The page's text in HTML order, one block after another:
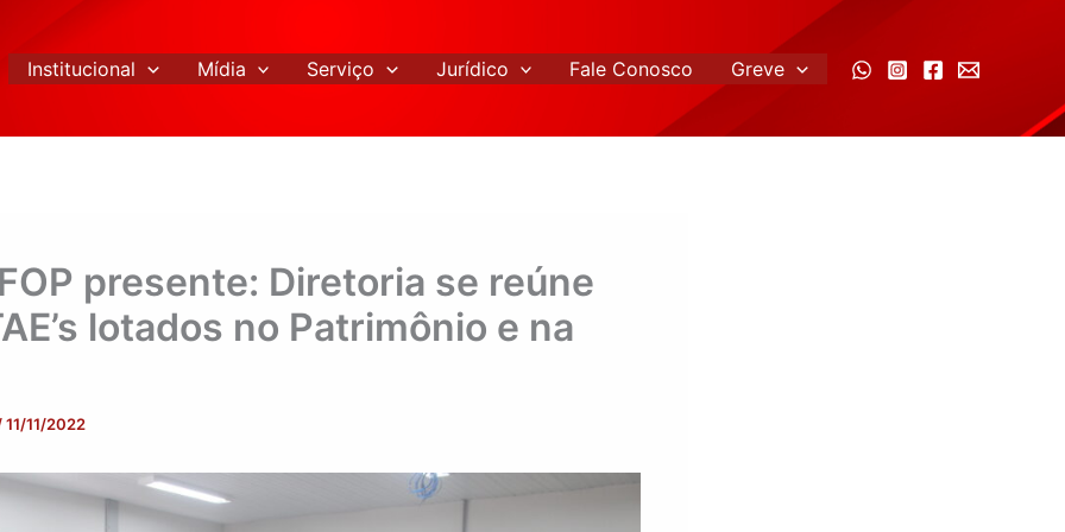
Institucional Mídia Serviço Jurídico Fale Conosco Greve
presente: Diretoria se reúne
lotados no Patrimônio e na
11/11/2022